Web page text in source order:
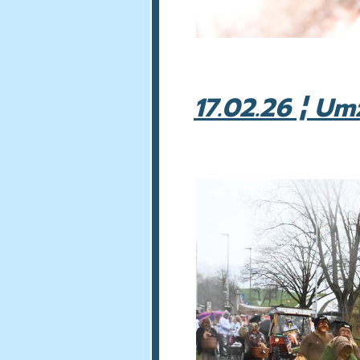
17.02.26 ¦